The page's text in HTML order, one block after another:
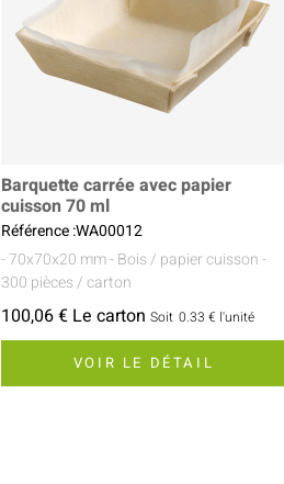
Barquette carrée avec papier
cuisson 70 ml
Référence :WA00012
- 70x70x20 mm- Bois / papier cuisson-
300 pièces / carton
100,06 € Le carton Soit 0.33 € l'unité
VOIR LE DÉTAIL